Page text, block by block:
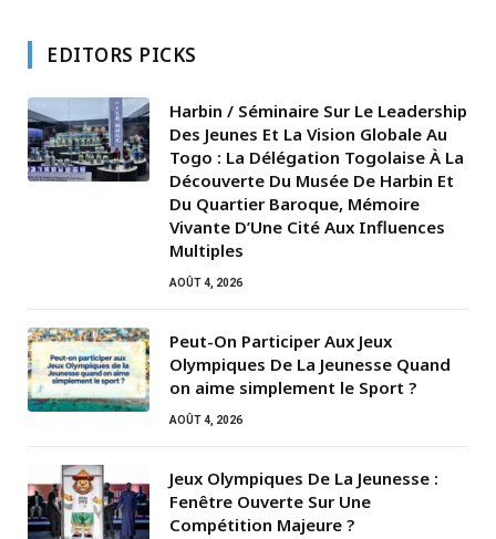
EDITORS PICKS
Harbin / Séminaire Sur Le Leadership
Des Jeunes Et La Vision Globale Au
Togo : La Délégation Togolaise À La
Découverte Du Musée De Harbin Et
Du Quartier Baroque, Mémoire
Vivante D’Une Cité Aux Influences
Multiples
AOÛT 4, 2026
Peut-On Participer Aux Jeux
Olympiques De La Jeunesse Quand
on aime simplement le Sport ?
AOÛT 4, 2026
Jeux Olympiques De La Jeunesse :
Fenêtre Ouverte Sur Une
Compétition Majeure ?